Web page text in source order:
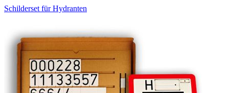
Schilderset für Hydranten